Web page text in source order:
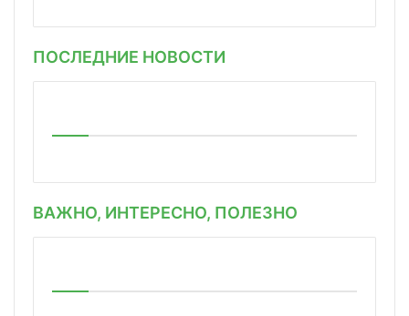
ПОСЛЕДНИЕ НОВОСТИ
ВАЖНО, ИНТЕРЕСНО, ПОЛЕЗНО